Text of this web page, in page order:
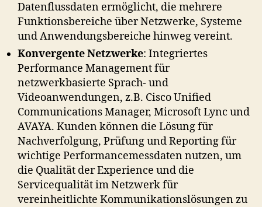
Datenflussdaten ermöglicht, die mehrere
Funktionsbereiche über Netzwerke, Systeme
und Anwendungsbereiche hinweg vereint.
Konvergente Netzwerke: Integriertes
Performance Management für
netzwerkbasierte Sprach- und
Videoanwendungen, z.B. Cisco Unified
Communications Manager, Microsoft Lync und
AVAYA. Kunden können die Lösung für
Nachverfolgung, Prüfung und Reporting für
wichtige Performancemessdaten nutzen, um
die Qualität der Experience und die
Servicequalität im Netzwerk für
vereinheitlichte Kommunikationslösungen zu